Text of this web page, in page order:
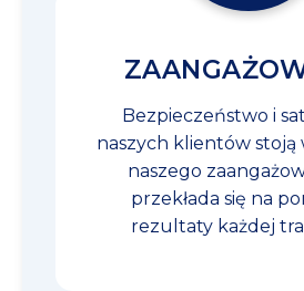
Bezpieczeństwo i
naszych klientów
naszego
przekłada się na
rezultaty każdej